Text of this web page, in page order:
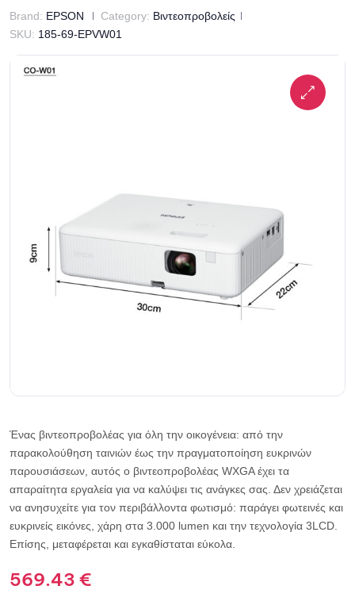
Brand: EPSON Category: Βιντεοπροβολείς
SKU: 185-69-EPVW01
Ένας βιντεοπροβολέας για όλη την οικογένεια: από την
παρακολούθηση ταινιών έως την πραγματοποίηση ευκρινών
παρουσιάσεων, αυτός ο βιντεοπροβολέας WXGA έχει τα
απαραίτητα εργαλεία για να καλύψει τις ανάγκες σας. Δεν χρειάζεται
να ανησυχείτε για τον περιβάλλοντα φωτισμό: παράγει φωτεινές και
ευκρινείς εικόνες, χάρη στα 3.000 lumen και την τεχνολογία 3LCD.
Επίσης, μεταφέρεται και εγκαθίσταται εύκολα.
569.43 €